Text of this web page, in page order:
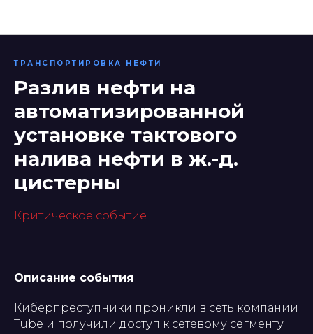
ТРАНСПОРТИРОВКА НЕФТИ
Разлив нефти на
автоматизированной
установке тактового
налива нефти в ж.-д.
цистерны
Критическое событие
Описание события
Киберпреступники проникли в сеть компании
Tube и получили доступ к сетевому сегменту